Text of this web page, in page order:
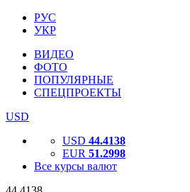
РУС
УКР
ВИДЕО
ФОТО
ПОПУЛЯРНЫЕ
СПЕЦПРОЕКТЫ
USD
USD 44.4138
EUR 51.2998
Все курсы валют